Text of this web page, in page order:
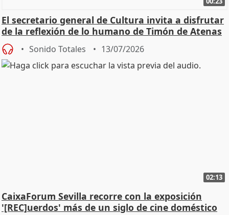
El secretario general de Cultura invita a disfrutar
de la reflexión de lo humano de Timón de Atenas
Sonido Totales 13/07/2026
02:13
CaixaForum Sevilla recorre con la exposición
'[REC]uerdos' más de un siglo de cine doméstico